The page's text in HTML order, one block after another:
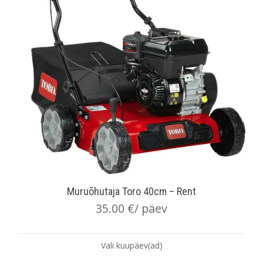
Muruõhutaja Toro 40cm – Rent
35.00 €/ päev
Vali kuupäev(ad)